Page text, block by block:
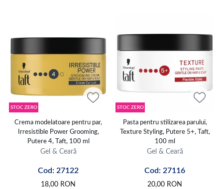
STOC ZERO
Crema modelatoare pentru par,
Irresistible Power Grooming,
Putere 4, Taft, 100 ml
Gel & Ceară
Cod: 27122
18,00 RON
STOC ZERO
Pasta pentru stilizarea parului,
Texture Styling, Putere 5+, Taft,
100 ml
Gel & Ceară
Cod: 27116
20,00 RON